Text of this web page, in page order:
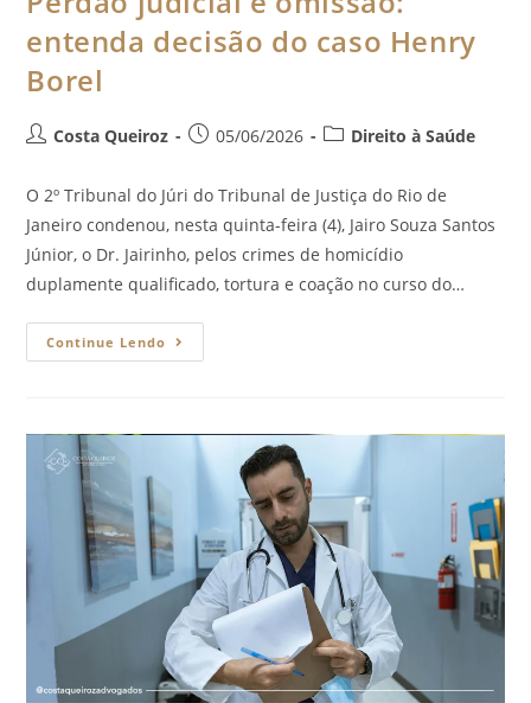
entenda decisão do caso Henry
Borel
Costa Queiroz 05/06/2026 Direito à Saúde
O 2º Tribunal do Júri do Tribunal de Justiça do Rio de
Janeiro condenou, nesta quinta-feira (4), Jairo Souza Santos
Júnior, o Dr. Jairinho, pelos crimes de homicídio
duplamente qualificado, tortura e coação no curso do…
Continue Lendo